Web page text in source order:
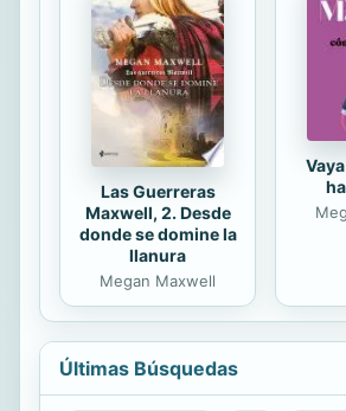
Las Guerreras
Maxwell, 2. Desde
donde se domine la
llanura
Megan Maxwell
Últimas Búsquedas